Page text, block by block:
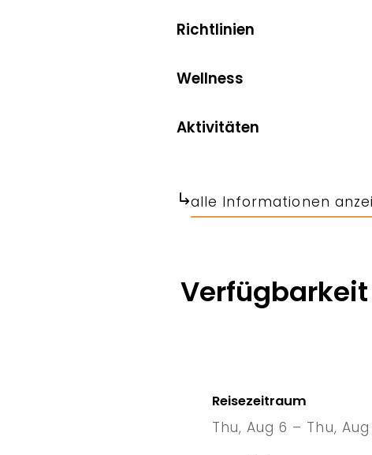
Richtlinien
Wellness
Aktivitäten
alle Informationen
Reisezeitraum
Thu, Aug 6 – Thu, Aug